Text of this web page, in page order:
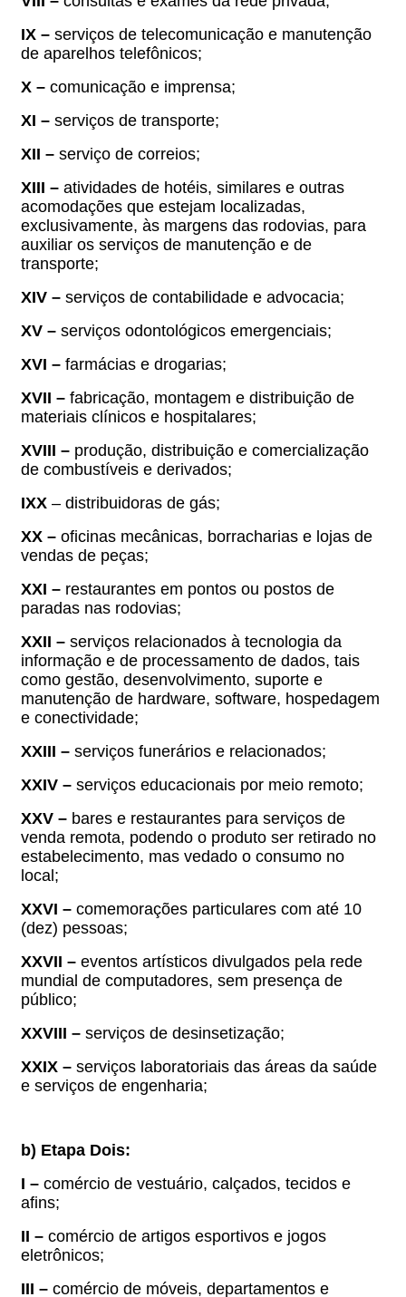
IX – serviços de telecomunicação e manutenção
de aparelhos telefônicos;
X – comunicação e imprensa;
XI – serviços de transporte;
XII – serviço de correios;
XIII – atividades de hotéis, similares e outras
acomodações que estejam localizadas,
exclusivamente, às margens das rodovias, para
auxiliar os serviços de manutenção e de
transporte;
XIV – serviços de contabilidade e advocacia;
XV – serviços odontológicos emergenciais;
XVI – farmácias e drogarias;
XVII – fabricação, montagem e distribuição de
materiais clínicos e hospitalares;
XVIII – produção, distribuição e comercialização
de combustíveis e derivados;
IXX – distribuidoras de gás;
XX – oficinas mecânicas, borracharias e lojas de
vendas de peças;
XXI – restaurantes em pontos ou postos de
paradas nas rodovias;
XXII – serviços relacionados à tecnologia da
informação e de processamento de dados, tais
como gestão, desenvolvimento, suporte e
manutenção de hardware, software, hospedagem
e conectividade;
XXIII – serviços funerários e relacionados;
XXIV – serviços educacionais por meio remoto;
XXV – bares e restaurantes para serviços de
venda remota, podendo o produto ser retirado no
estabelecimento, mas vedado o consumo no
local;
XXVI – comemorações particulares com até 10
(dez) pessoas;
XXVII – eventos artísticos divulgados pela rede
mundial de computadores, sem presença de
público;
XXVIII – serviços de desinsetização;
XXIX – serviços laboratoriais das áreas da saúde
e serviços de engenharia;
b) Etapa Dois:
I – comércio de vestuário, calçados, tecidos e
afins;
II – comércio de artigos esportivos e jogos
eletrônicos;
III – comércio de móveis, departamentos e